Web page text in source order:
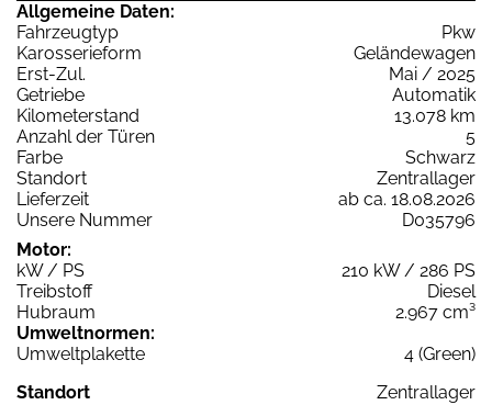
Allgemeine Daten:
Fahrzeugtyp
Pkw
Karosserieform
Geländewagen
Erst-Zul.
Mai / 2025
Getriebe
Automatik
Kilometerstand
13.078 km
Anzahl der Türen
5
Farbe
Schwarz
Standort
Zentrallager
Lieferzeit
ab ca. 18.08.2026
Unsere Nummer
D035796
Motor:
kW / PS
210 kW / 286 PS
Treibstoff
Diesel
Hubraum
2.967 cm³
Umweltnormen:
Umweltplakette
4 (Green)
Standort
Zentrallager